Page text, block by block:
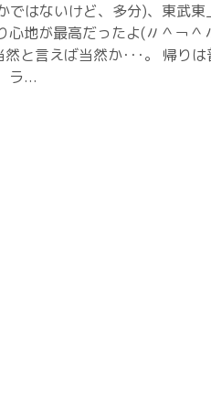
ではないけど、多分)、東武東
心地が最高だったよ(〃＾￢＾
と言えば当然か･･･。 帰り
ラ...